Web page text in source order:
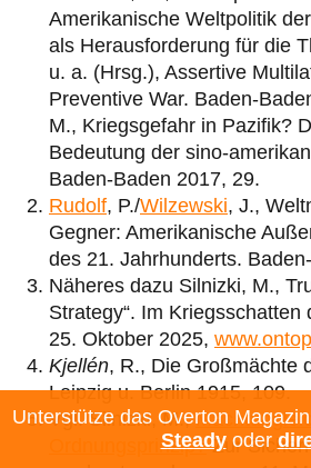
Amerikanische Weltpolitik
als Herausforderung für die
u. a. (Hrsg.), Assertive
Preventive War. Baden-
M., Kriegsgefahr in Pazifik?
Bedeutung der sino-
Baden-Baden 2017, 29.
Rudolf, P./Wilzewski, J.,
Gegner: Amerikanische
des 21. Jahrhunderts.
Näheres dazu Silnizki, M.,
Strategy“. Im Kriegsschatten
25. Oktober 2025,
Kjellén, R., Die Großmächte
Leipzig u. Berlin 1915, 109.
Vgl. Silnizki, M.,
Ordnungsprinzip?Zur
Unterstütze das Overton
Steadyoder